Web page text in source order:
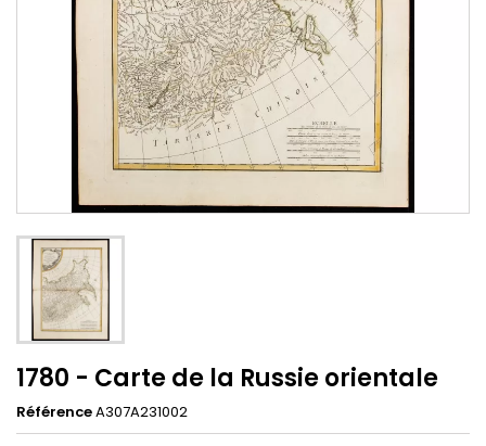
1780 - Carte de la Russie orientale
RéférenceA307A231002